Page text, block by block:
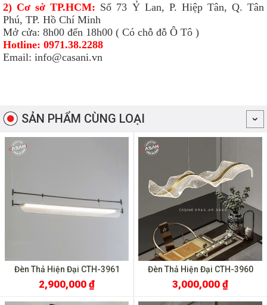
2) Cơ sở TP.HCM: Số 73 Ỷ Lan, P. Hiệp Tân, Q. Tân
Phú, TP. Hồ Chí Minh
Mở cửa: 8h00 đến 18h00 ( Có chỗ đỗ Ô Tô )
Hotline: 0971.38.2288
Email: info@casani.vn
SẢN PHẨM CÙNG LOẠI
Đèn Thả Hiện Đại CTH-3961
2,900,000 ₫
Đèn Thả Hiện Đại CTH-3960
3,000,000 ₫